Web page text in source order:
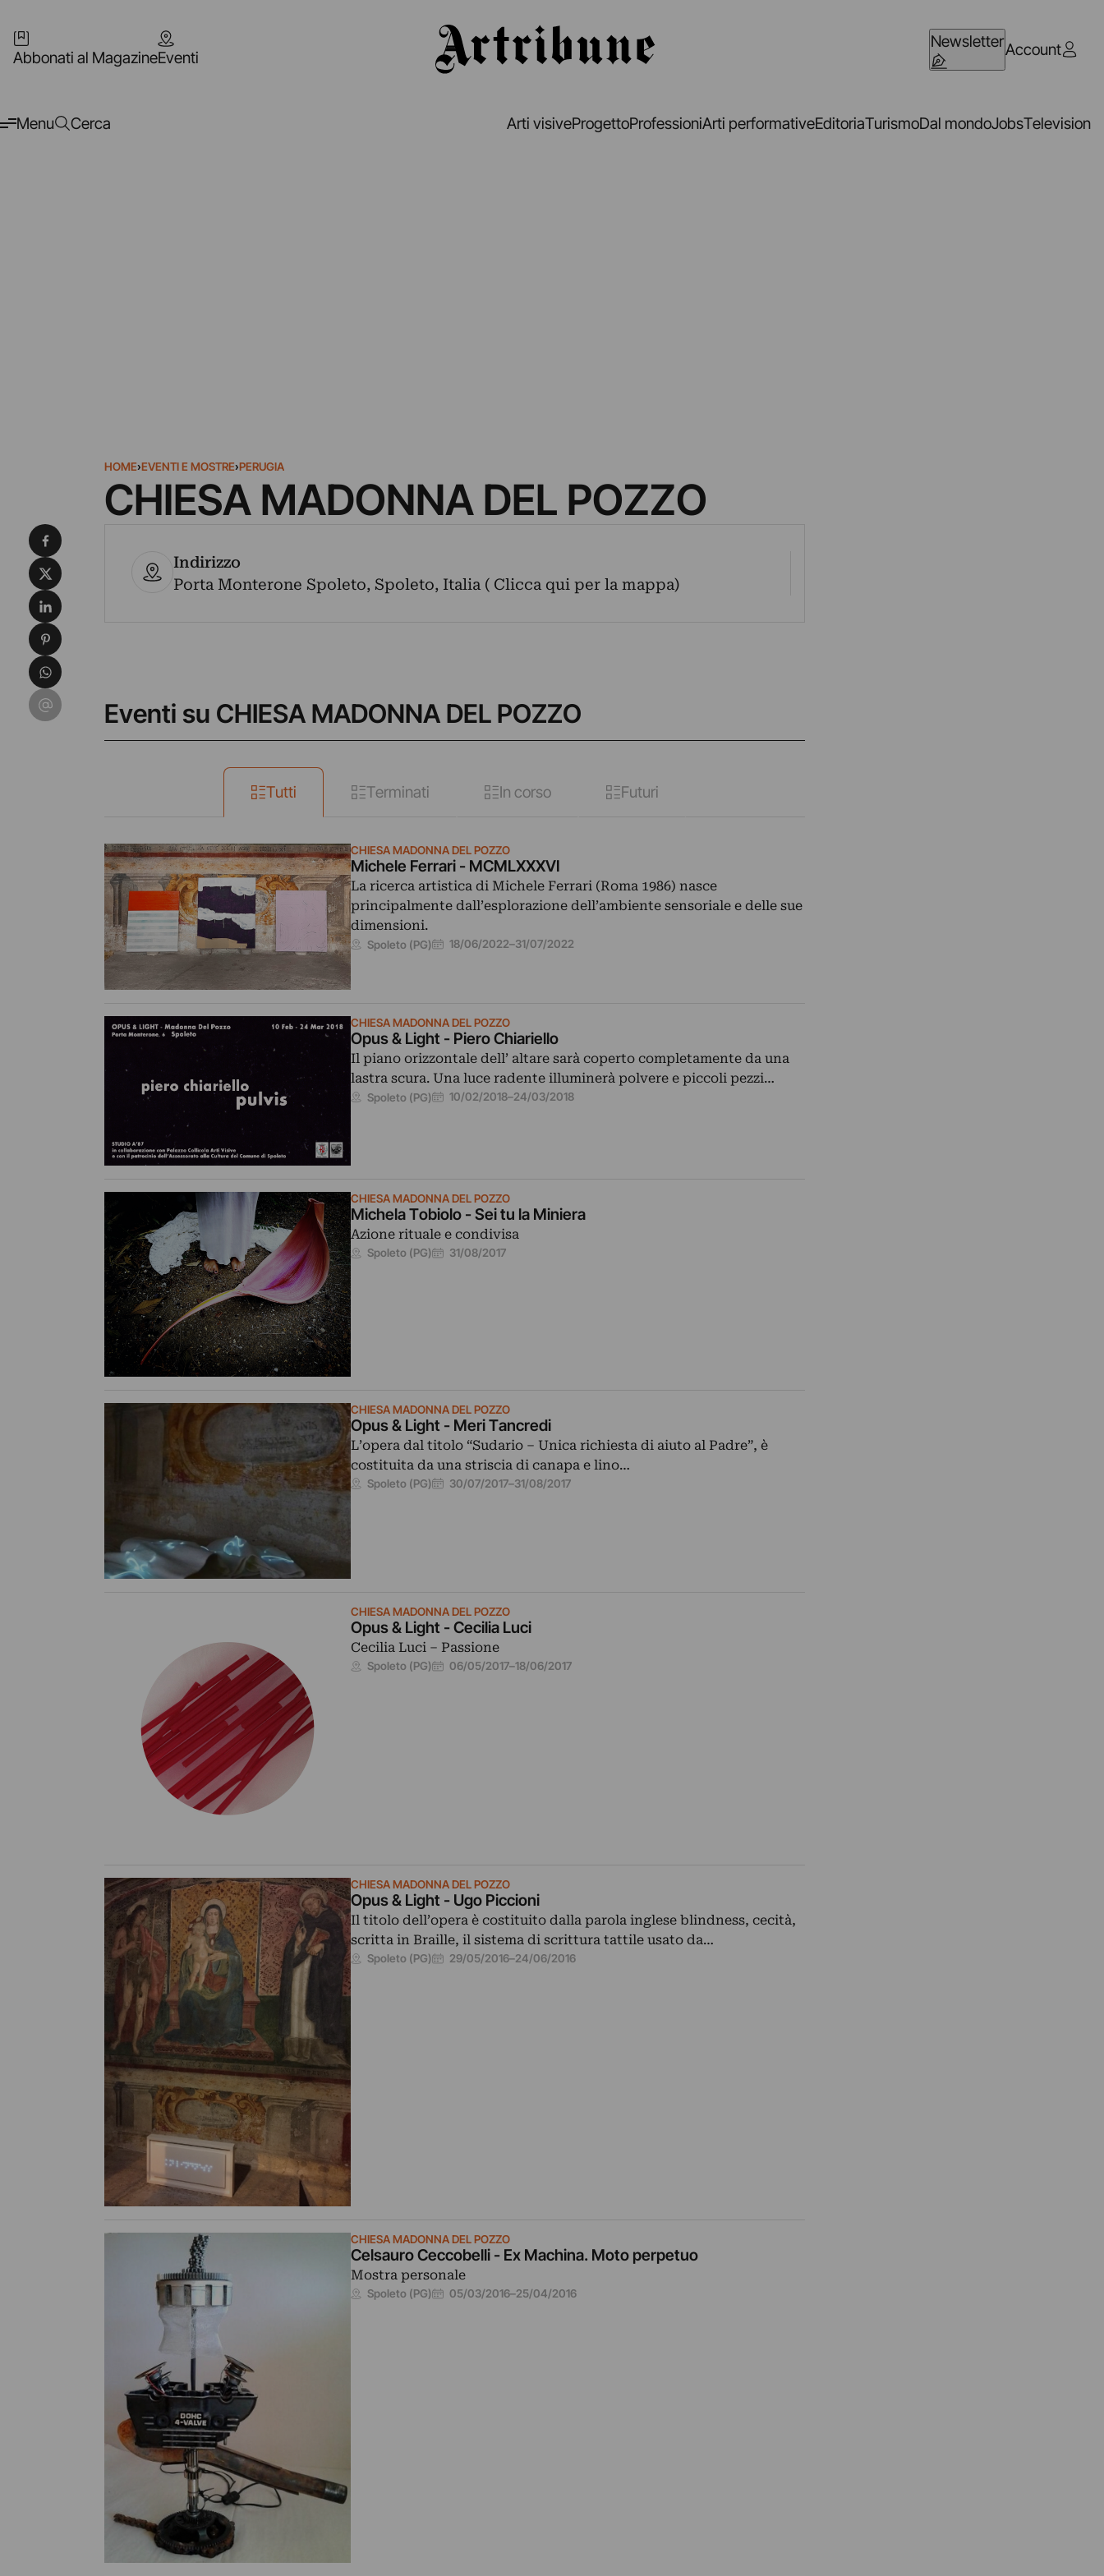
Abbonati al MagazineEventi
NewsletterAccount
Menu Cerca Arti visiveProgettoProfessioniArti performativeEditoriaTurismoDal mondoJobsTelevision
HOME›EVENTI E MOSTRE›PERUGIA
CHIESA MADONNA DEL POZZO
Indirizzo
Porta Monterone Spoleto, Spoleto, Italia ( Clicca qui per la mappa)
Eventi su CHIESA MADONNA DEL POZZO
Tutti Terminati In corso Futuri
CHIESA MADONNA DEL POZZO
Michele Ferrari - MCMLXXXVI
La ricerca artistica di Michele Ferrari (Roma 1986) nasce
principalmente dall’esplorazione dell’ambiente sensoriale e delle sue
dimensioni.
Spoleto (PG) 18/06/2022–31/07/2022
CHIESA MADONNA DEL POZZO
Opus & Light - Piero Chiariello
Il piano orizzontale dell’ altare sarà coperto completamente da una
lastra scura. Una luce radente illuminerà polvere e piccoli pezzi…
Spoleto (PG) 10/02/2018–24/03/2018
CHIESA MADONNA DEL POZZO
Michela Tobiolo - Sei tu la Miniera
Azione rituale e condivisa
Spoleto (PG) 31/08/2017
CHIESA MADONNA DEL POZZO
Opus & Light - Meri Tancredi
L’opera dal titolo “Sudario – Unica richiesta di aiuto al Padre”, è
costituita da una striscia di canapa e lino…
Spoleto (PG) 30/07/2017–31/08/2017
CHIESA MADONNA DEL POZZO
Opus & Light - Cecilia Luci
Cecilia Luci – Passione
Spoleto (PG) 06/05/2017–18/06/2017
CHIESA MADONNA DEL POZZO
Opus & Light - Ugo Piccioni
Il titolo dell’opera è costituito dalla parola inglese blindness, cecità,
scritta in Braille, il sistema di scrittura tattile usato da…
Spoleto (PG) 29/05/2016–24/06/2016
CHIESA MADONNA DEL POZZO
Celsauro Ceccobelli - Ex Machina. Moto perpetuo
Mostra personale
Spoleto (PG) 05/03/2016–25/04/2016
Condividi su Facebook
Condividi su X
Condividi su LinkedIn
Condividi su Pinterest
Condividi su WhatsApp
Condividi su Email